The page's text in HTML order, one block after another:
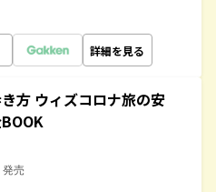
詳細を見る
方 ウィズコロナ旅の安
発売